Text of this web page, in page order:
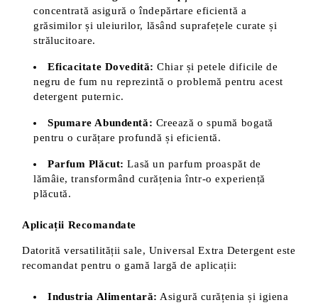
concentrată asigură o îndepărtare eficientă a
grăsimilor și uleiurilor, lăsând suprafețele curate și
strălucitoare.
Eficacitate Dovedită: Chiar și petele dificile de
negru de fum nu reprezintă o problemă pentru acest
detergent puternic.
Spumare Abundentă: Creează o spumă bogată
pentru o curățare profundă și eficientă.
Parfum Plăcut: Lasă un parfum proaspăt de
lămâie, transformând curățenia într-o experiență
plăcută.
Aplicații Recomandate
Datorită versatilității sale, Universal Extra Detergent este
recomandat pentru o gamă largă de aplicații:
Industria Alimentară: Asigură curățenia și igiena